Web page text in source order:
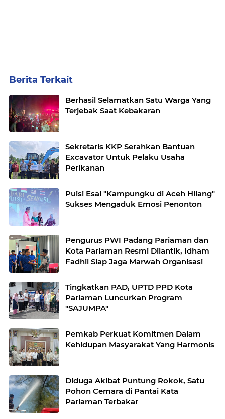
Berita Terkait
Berhasil Selamatkan Satu Warga Yang
Terjebak Saat Kebakaran
Sekretaris KKP Serahkan Bantuan
Excavator Untuk Pelaku Usaha
Perikanan
Puisi Esai "Kampungku di Aceh Hilang"
Sukses Mengaduk Emosi Penonton
Pengurus PWI Padang Pariaman dan
Kota Pariaman Resmi Dilantik, Idham
Fadhil Siap Jaga Marwah Organisasi
Tingkatkan PAD, UPTD PPD Kota
Pariaman Luncurkan Program
"SAJUMPA"
Pemkab Perkuat Komitmen Dalam
Kehidupan Masyarakat Yang Harmonis
Diduga Akibat Puntung Rokok, Satu
Pohon Cemara di Pantai Kata
Pariaman Terbakar